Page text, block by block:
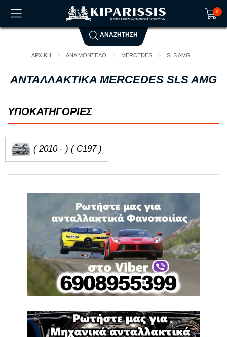
0
Το καλάθι αγορών είναι άδειο!
ΑΝΑΖΗΤΗΣΗ
ΑΡΧΙΚΗ ΑΝΑ ΜΟΝΤΕΛΟ MERCEDES SLS AMG
ΑΝΤΑΛΛΑΚΤΙΚΑ MERCEDES SLS AMG
ΥΠΟΚΑΤΗΓΟΡΙΕΣ
( 2010 - ) ( C197 )